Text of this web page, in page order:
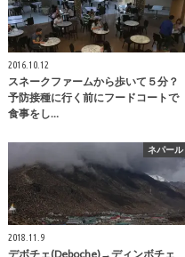
2016.10.12
スネークファームから歩いて５分？
予防接種に行く前にフードコートで
食事をし…
ネパール
2018.11.9
デボチェ(Deboche)→ディンボチェ